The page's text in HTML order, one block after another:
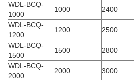
WDL-BCQ-
1000
1000 2400
WDL-BCQ-
1200
1200 2500
WDL-BCQ-
1500
1500 2800
WDL-BCQ-
2000
2000 3000